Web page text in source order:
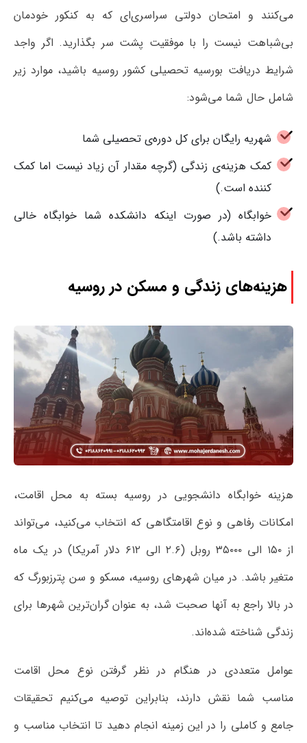
می‌کنند و امتحان دولتی سراسری‌ای که به کنکور خودمان
بی‌شباهت نیست را با موفقیت پشت سر بگذارید. اگر واجد
شرایط دریافت بورسیه تحصیلی کشور روسیه باشید، موارد زیر
شامل حال شما می‌شود:
شهریه رایگان برای کل دوره‌ی تحصیلی شما
کمک هزینه‌ی زندگی (گرچه مقدار آن زیاد نیست اما کمک
کننده است.)
خوابگاه (در صورت اینکه دانشکده شما خوابگاه خالی
داشته باشد.)
هزینه‌های زندگی و مسکن در روسیه
هزینه خوابگاه دانشجویی در روسیه بسته به محل اقامت،
امکانات رفاهی و نوع اقامتگاهی که انتخاب می‌کنید، می‌تواند
از ۱۵۰ الی ۳۵۰۰۰ روبل (۲.۶ الی ۶۱۲ دلار آمریکا) در یک ماه
متغیر باشد. در میان شهرهای روسیه، مسکو و سن پترزبورگ که
در بالا راجع به آنها صحبت شد، به عنوان گران‌ترین شهرها برای
زندگی شناخته شده‌اند.
عوامل متعددی در هنگام در نظر گرفتن نوع محل اقامت
مناسب شما نقش دارند، بنابراین توصیه می‌کنیم تحقیقات
جامع و کاملی را در این زمینه انجام دهید تا انتخاب مناسب و